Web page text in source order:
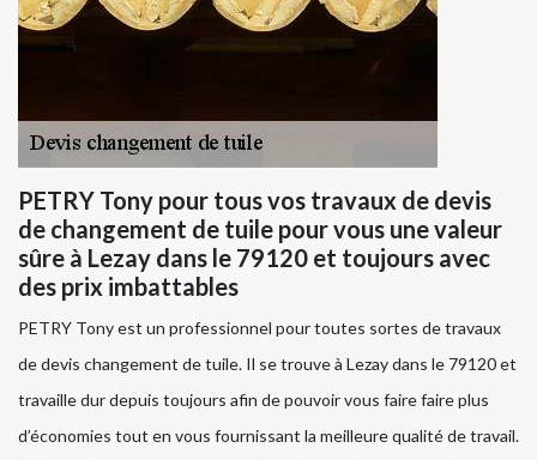
PETRY Tony pour tous vos travaux de devis
de changement de tuile pour vous une valeur
sûre à Lezay dans le 79120 et toujours avec
des prix imbattables
PETRY Tony est un professionnel pour toutes sortes de travaux
de devis changement de tuile. Il se trouve à Lezay dans le 79120 et
travaille dur depuis toujours afin de pouvoir vous faire faire plus
d’économies tout en vous fournissant la meilleure qualité de travail.